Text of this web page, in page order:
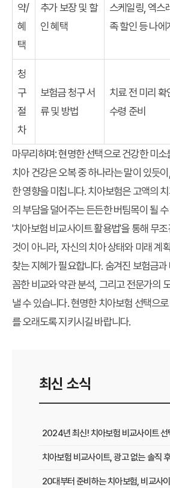
약/
혜
택
추가 보장 및 할
인 혜택
스케일링, 엑스
족 할인 등 나
청
구
절
차
보험금 청구 서
류 및 방법
치료 전 미리
수령 준비
마무리하며: 현명한 선택으로 건강한 미소
치아 건강은 오복 중 하나라는 말이 있듯
한 영향을 미칩니다. 치아보험은 고액의
의 부담을 덜어주는 든든한 버팀목이 될
'치아보험 비교사이트 활용법'을 통해 무
것이 아니라, 자신의 치아 상태와 미래 계
찾는 지혜가 필요합니다. 숨겨진 보험금
꼼한 비교와 약관 분석, 그리고 전문가의
낼 수 있습니다. 현명한 치아보험 선택으
를 오래도록 지키시길 바랍니다.
최신 소식